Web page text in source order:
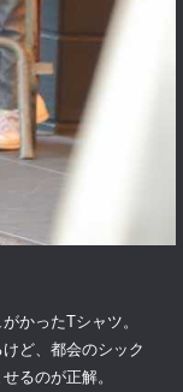
かったTシャツ。
ど、都会のシック
るのが正解。